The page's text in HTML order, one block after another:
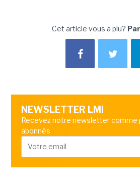
Cet article vous a plu?
NEWSLETTER LMI
Recevez notre newsletter comme
abonnés